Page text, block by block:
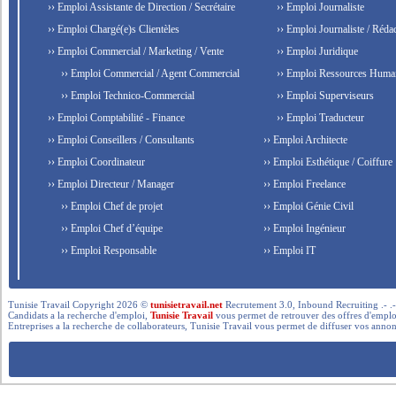
›› Emploi Assistante de Direction / Secrétaire
›› Emploi Chargé(e)s Clientèles
›› Emploi Commercial / Marketing / Vente
›› Emploi Commercial / Agent Commercial
›› Emploi Technico-Commercial
›› Emploi Comptabilité - Finance
›› Emploi Conseillers / Consultants
›› Emploi Coordinateur
›› Emploi Directeur / Manager
›› Emploi Chef de projet
›› Emploi Chef d’équipe
›› Emploi Responsable
›› Emploi Journaliste
›› Emploi Journaliste /
›› Emploi Juridique
›› Emploi Ressources
›› Emploi Superviseurs
›› Emploi Traducteur
›› Emploi Architecte
›› Emploi Esthétique / Coiffure
›› Emploi Freelance
›› Emploi Génie Civil
›› Emploi Ingénieur
›› Emploi IT
Tunisie Travail Copyright 2026 ©tunisietravail.net Recrutement 3.0, Inbound Recruiting .-
Candidats a la recherche d'emploi,Tunisie Travail vous permet de retrouver des offres
Entreprises a la recherche de collaborateurs, Tunisie Travail vous permet de diffuser vos